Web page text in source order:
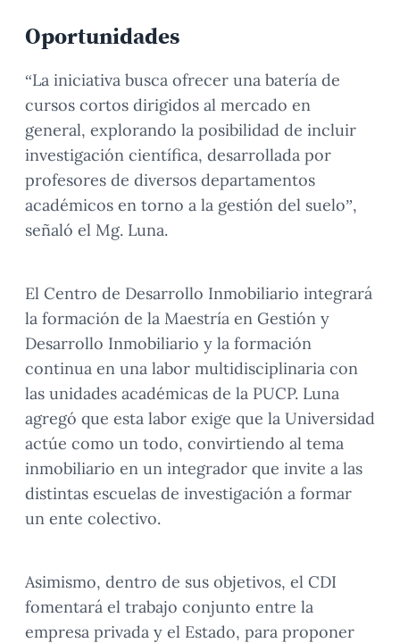
Oportunidades
“La iniciativa busca ofrecer una batería de
cursos cortos dirigidos al mercado en
general, explorando la posibilidad de incluir
investigación científica, desarrollada por
profesores de diversos departamentos
académicos en torno a la gestión del suelo”,
señaló el Mg. Luna.
El Centro de Desarrollo Inmobiliario integrará
la formación de la Maestría en Gestión y
Desarrollo Inmobiliario y la formación
continua en una labor multidisciplinaria con
las unidades académicas de la PUCP. Luna
agregó que esta labor exige que la Universidad
actúe como un todo, convirtiendo al tema
inmobiliario en un integrador que invite a las
distintas escuelas de investigación a formar
un ente colectivo.
Asimismo, dentro de sus objetivos, el CDI
fomentará el trabajo conjunto entre la
empresa privada y el Estado, para proponer